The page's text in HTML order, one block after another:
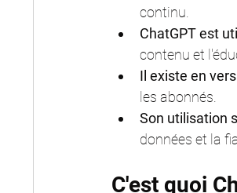
continu.
ChatGPT est
contenu et
Il existe en
les abonnés.
Son utilisation
données et la
C'est quoi